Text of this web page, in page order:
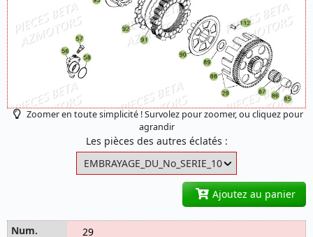
Zoomer en toute simplicité ! Survolez pour zoomer, ou cliquez pour
agrandir
Les pièces des autres éclatés :
Ajoutez au panier
29